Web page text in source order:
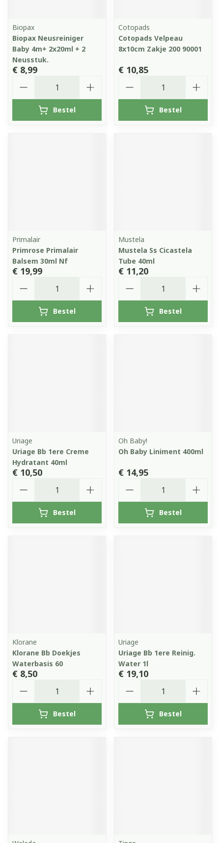
Biopax
Biopax Neusreiniger
Baby 4m+ 2x20ml + 2
Neusstuk.
€ 8,99
Bestel
Cotopads
Cotopads Velpeau
8x10cm Zakje 200 90001
€ 10,85
Bestel
Primalair
Primrose Primalair
Balsem 30ml Nf
€ 19,99
Bestel
Mustela
Mustela Ss Cicastela
Tube 40ml
€ 11,20
Bestel
Uriage
Uriage Bb 1ere Creme
Hydratant 40ml
€ 10,50
Bestel
Oh Baby!
Oh Baby Liniment 400ml
€ 14,95
Bestel
Klorane
Klorane Bb Doekjes
Waterbasis 60
€ 8,50
Bestel
Uriage
Uriage Bb 1ere Reinig.
Water 1l
€ 19,10
Bestel